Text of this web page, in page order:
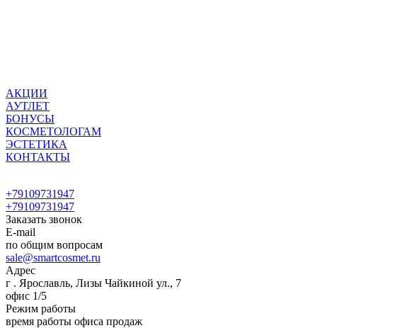
АКЦИИ
АУТЛЕТ
БОНУСЫ
КОСМЕТОЛОГАМ
ЭСТЕТИКА
КОНТАКТЫ
+79109731947
+79109731947
Заказать звонок
E-mail
по общим вопросам
sale@smartcosmet.ru
Адрес
г . Ярославль, Лизы Чайкиной ул., 7
офис 1/5
Режим работы
время работы офиса продаж